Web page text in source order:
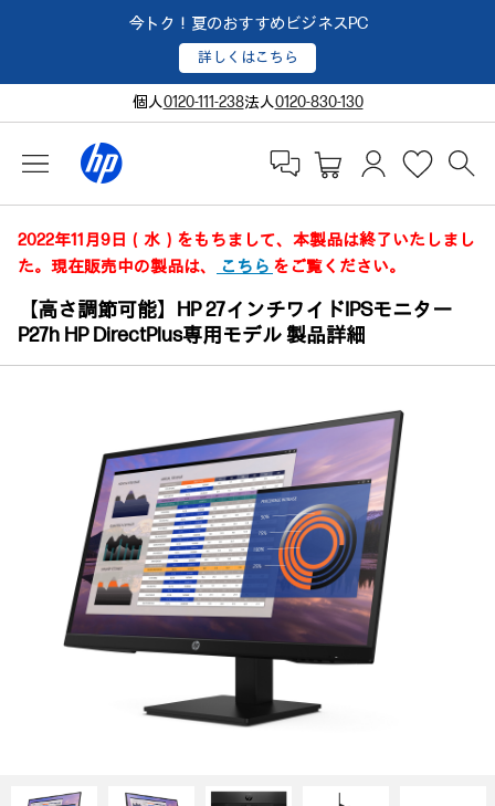
今トク！夏のおすすめビジネスPC
詳しくはこちら
個人0120-111-238法人0120-830-130
2022年11月9日（水）をもちまして、本製品は終了いたしまし
た。現在販売中の製品は、
こちら をご覧ください。
【高さ調節可能】HP 27インチワイドIPSモニター
P27h HP DirectPlus専用モデル 製品詳細